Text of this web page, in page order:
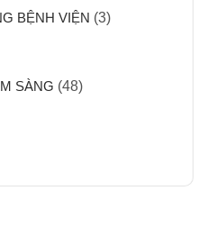
BỆNH VIỆN (3)
SÀNG (48)